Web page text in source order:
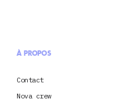
À PROPOS
Contact
Nova crew